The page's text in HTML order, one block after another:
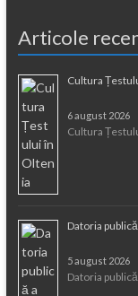
Articole
Cultura
6 august 2026
Cultura
Datoria
5 august 2026
Datoria